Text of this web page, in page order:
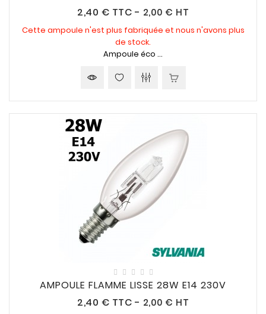
2,40 € Prix
TTC - 2,00 € HT
Cette ampoule n'est plus fabriquée et nous n'avons plus
de stock.
Ampoule éco ...
AMPOULE FLAMME LISSE 28W E14 230V
2,40 € Prix
TTC - 2,00 € HT